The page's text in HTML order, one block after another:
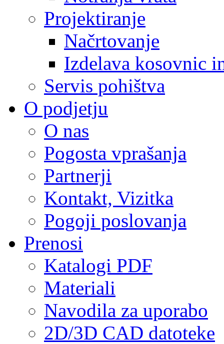
Projektiranje
Načrtovanje
Izdelava kosovnic
Servis pohištva
O podjetju
O nas
Pogosta vprašanja
Partnerji
Kontakt, Vizitka
Pogoji poslovanja
Prenosi
Katalogi PDF
Materiali
Navodila za uporabo
2D/3D CAD datoteke